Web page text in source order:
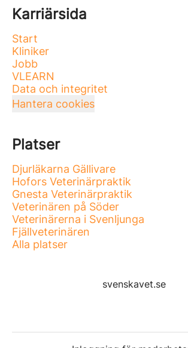
Karriärsida
Start
Kliniker
Jobb
VLEARN
Data och integritet
Hantera cookies
Platser
Djurläkarna Gällivare
Hofors Veterinärpraktik
Gnesta Veterinärpraktik
Veterinären på Söder
Veterinärerna i Svenljunga
Fjällveterinären
Alla platser
svenskavet.se